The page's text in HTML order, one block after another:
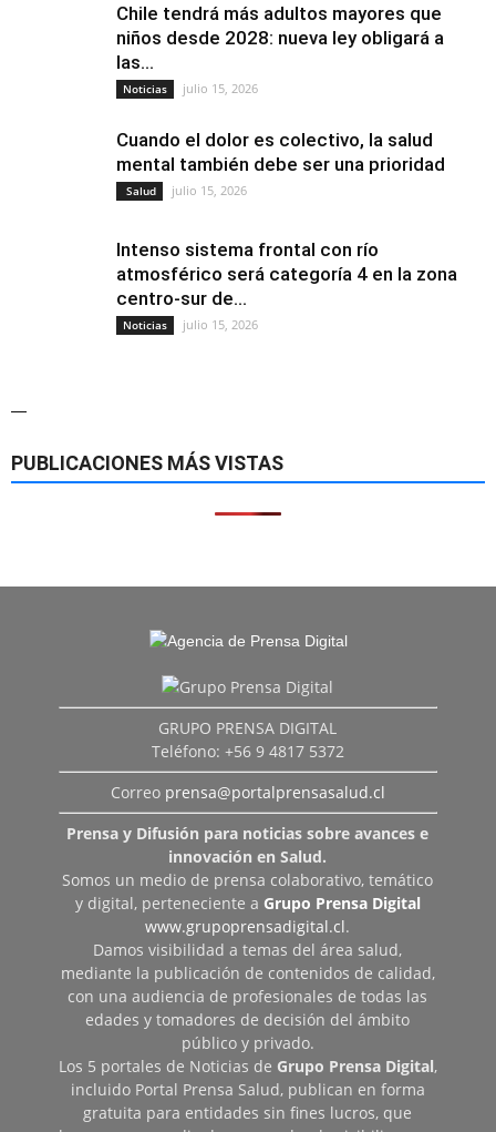
Chile tendrá más adultos mayores que
niños desde 2028: nueva ley obligará a
las...
Noticias julio 15, 2026
Cuando el dolor es colectivo, la salud
mental también debe ser una prioridad
Salud julio 15, 2026
Intenso sistema frontal con río
atmosférico será categoría 4 en la zona
centro-sur de...
Noticias julio 15, 2026
—
PUBLICACIONES MÁS VISTAS
GRUPO PRENSA DIGITAL
Teléfono: +56 9 4817 5372
Correo prensa@portalprensasalud.cl
Prensa y Difusión para noticias sobre avances e
innovación en Salud.
Somos un medio de prensa colaborativo, temático
y digital, perteneciente a Grupo Prensa Digital
www.grupoprensadigital.cl.
Damos visibilidad a temas del área salud,
mediante la publicación de contenidos de calidad,
con una audiencia de profesionales de todas las
edades y tomadores de decisión del ámbito
público y privado.
Los 5 portales de Noticias de Grupo Prensa Digital,
incluido Portal Prensa Salud, publican en forma
gratuita para entidades sin fines lucros, que